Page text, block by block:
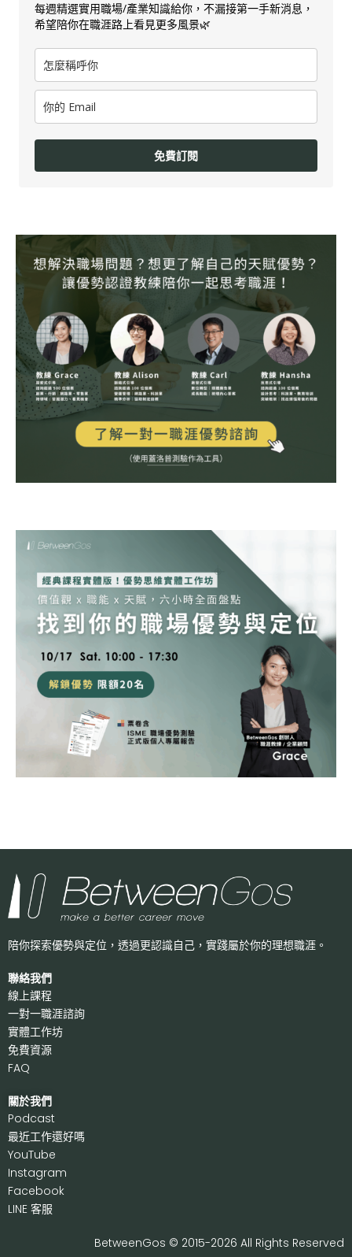
每週精選實用職場/產業知識給你，不漏接第一手新消息，
希望陪你在職涯路上看見更多風景🌿
免費訂閱
陪你探索優勢與定位，透過更認識自己， 實踐屬於你的理想職涯。
聯絡我們
線上課程
一對一職涯諮詢
實體工作坊
免費資源
FAQ
關於我們
Podcast
最近工作還好嗎
YouTube
Instagram
Facebook
LINE 客服
BetweenGos © 2015-2026 All Rights Reserved